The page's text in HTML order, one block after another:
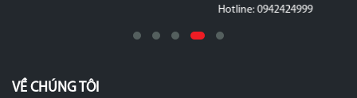
Hotline: 0942424999
VỀ CHÚNG TÔI